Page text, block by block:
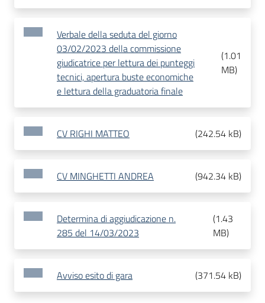
Verbale della seduta del giorno
03/02/2023 della commissione
giudicatrice per lettura dei punteggi
tecnici, apertura buste economiche
e lettura della graduatoria finale
(1.01
MB)
CV RIGHI MATTEO (242.54 kB)
CV MINGHETTI ANDREA (942.34 kB)
Determina di aggiudicazione n.
285 del 14/03/2023
(1.43
MB)
Avviso esito di gara (371.54 kB)